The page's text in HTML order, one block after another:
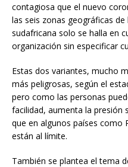
contagiosa que el nuevo
las seis zonas geográficas
sudafricana solo se halla en
organización sin especificar
Estas dos variantes, mucho
más peligrosas, según el
pero como las personas
facilidad, aumenta la presión
que en algunos países como
están al límite.
También se plantea el tema